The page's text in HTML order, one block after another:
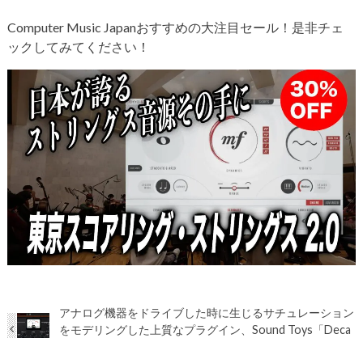
Computer Music Japanおすすめの大注目セール！是非チェ
ックしてみてください！
アナログ機器をドライブした時に生じるサチュレーション
をモデリングした上質なプラグイン、Sound Toys「Deca